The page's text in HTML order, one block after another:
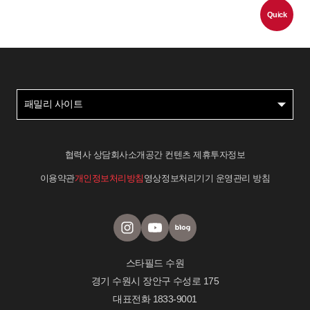
Quick
패밀리 사이트
협력사 상담회사소개 공간 컨텐츠 제휴투자정보
이용약관개인정보처리방침 영상정보처리기기 운영관리 방침
스타필드 수원
경기 수원시 장안구 수성로 175
대표전화 1833-9001